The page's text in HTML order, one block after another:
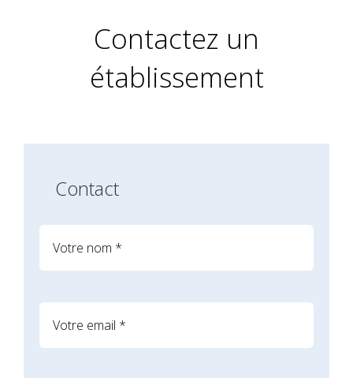
Contactez un
établissement
Contact